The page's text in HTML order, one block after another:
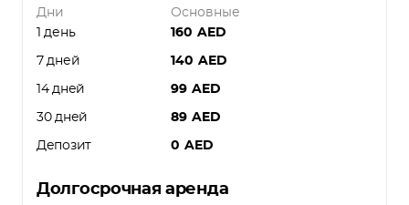
Дни
Основные
1 день
160 AED
7 дней 140 AED
14 дней 99 AED
30 дней 89 AED
Депозит 0 AED
Долгосрочная аренда